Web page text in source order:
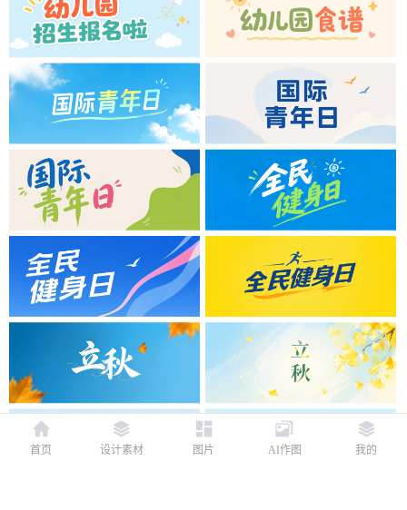
首页 设计素材 图片 AI作图 我的